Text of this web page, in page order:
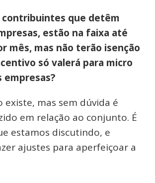
contribuintes que detêm
estão na faixa até
mês, mas não terão isenção
só valerá para micro
empresas?
existe, mas sem dúvida é
em relação ao conjunto. É
estamos discutindo, e
ajustes para aperfeiçoar a